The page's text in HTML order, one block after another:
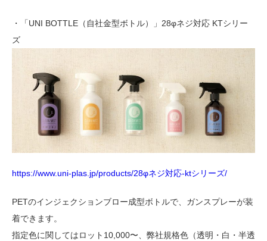
・「UNI BOTTLE（自社金型ボトル）」28φネジ対応 KTシリー
ズ
https://www.uni-plas.jp/products/28φネジ対応-ktシリーズ/
PETのインジェクションブロー成型ボトルで、ガンスプレーが装
着できます。
指定色に関してはロット10,000〜、弊社規格色（透明・白・半透